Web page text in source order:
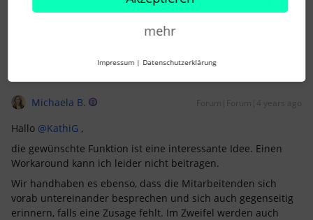
1 Personen gefällt dies
Michaela B. Forum|Forum|4 years ago
Hallo @KathiG ,
die gewünschte Funktion ist eine interessante Idee. Einen
Workaround kann ich leider nicht beitragen.
Wir handhaben es ebenso, dass die Mitarbeitenden sich
vorab untereinander besprechen und sich auch gegenseitig
erinnern, falls eine Zusage fehlt. Im Zweifel werden auch
mehr
Impressum | Datenschutzerklärung